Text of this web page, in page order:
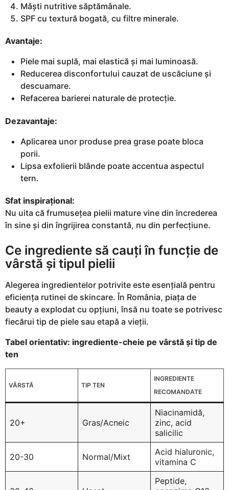
Măști nutritive săptămânale.
SPF cu textură bogată, cu filtre minerale.
Avantaje:
Piele mai suplă, mai elastică și mai luminoasă.
Reducerea disconfortului cauzat de uscăciune și
descuamare.
Refacerea barierei naturale de protecție.
Dezavantaje:
Aplicarea unor produse prea grase poate bloca
porii.
Lipsa exfolierii blânde poate accentua aspectul
tern.
Sfat inspirațional:
Nu uita că frumusețea pielii mature vine din încrederea
în sine și din îngrijirea constantă, nu din perfecțiune.
Ce ingrediente să cauți în funcție de
vârstă și tipul pielii
Alegerea ingredientelor potrivite este esențială pentru
eficiența rutinei de skincare. În România, piața de
beauty a explodat cu opțiuni, însă nu toate se potrivesc
fiecărui tip de piele sau etapă a vieții.
Tabel orientativ: ingrediente-cheie pe vârstă și tip de
ten
VÂRSTĂ TIP TEN
INGREDIENTE
RECOMANDATE
20+ Gras/Acneic
Niacinamidă,
zinc, acid
salicilic
20-30 Normal/Mixt
Acid hialuronic,
vitamina C
Peptide,